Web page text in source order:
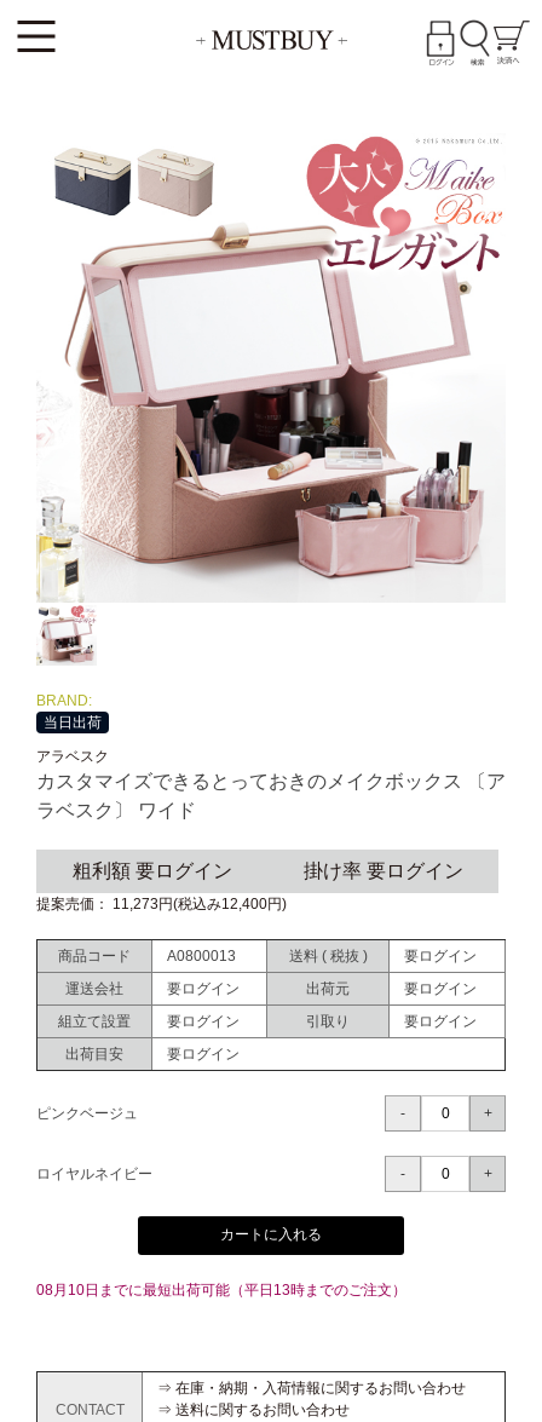
BRAND:
当日出荷
アラベスク
カスタマイズできるとっておきのメイクボックス 〔ア
ラベスク〕 ワイド
粗利額 要ログイン 掛け率 要ログイン
提案売価： 11,273円(税込み12,400円)
商品コード A0800013 送料 ( 税抜 )
要ログイン
運送会社
要ログイン 出荷元
要ログイン
組立て設置
要ログイン 引取り
要ログイン
出荷目安
要ログイン
ピンクベージュ
ロイヤルネイビー
カートに入れる
08月10日までに最短出荷可能（平日13時までのご注文）
CONTACT
⇒ 在庫・納期・入荷情報に関するお問い合わせ
⇒ 送料に関するお問い合わせ